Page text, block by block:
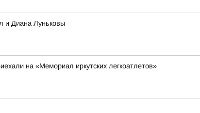
и Диана Луньковы
на «Мемориал иркутских легкоатлетов»